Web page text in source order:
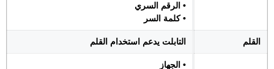
• الرقم السري
• كلمة السر
القلم التابلت يدعم استخدام القلم
• الجهاز